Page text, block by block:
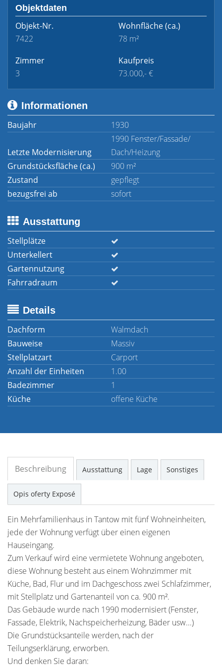
Objektdaten
Objekt-Nr.
7422
Wohnfläche(ca.)
78 m²
Zimmer
3
Kaufpreis
73.000,- €
Informationen
Baujahr
1930
Letzte Modernisierung
1990 Fenster/Fassade/
Dach/Heizung
Grundstücksfläche (ca.)
900 m²
Zustand
gepflegt
bezugsfrei ab
sofort
Ausstattung
Stellplätze
Unterkellert
Gartennutzung
Fahrradraum
Details
Dachform
Walmdach
Bauweise
Massiv
Stellplatzart
Carport
Anzahl der Einheiten
1.00
Badezimmer
1
Küche
offene Küche
Beschreibung Ausstattung Lage Sonstiges
Opis oferty Exposé
Ein Mehrfamilienhaus in Tantow mit fünf Wohneinheiten,
jede der Wohnung verfügt über einen eigenen
Hauseingang.
Zum Verkauf wird eine vermietete Wohnung angeboten,
diese Wohnung besteht aus einem Wohnzimmer mit
Küche, Bad, Flur und im Dachgeschoss zwei Schlafzimmer,
mit Stellplatz und Gartenanteil von ca. 900 m².
Das Gebäude wurde nach 1990 modernisiert (Fenster,
Fassade, Elektrik, Nachspeicherheizung, Bäder usw...)
Die Grundstücksanteile werden, nach der
Teilungserklärung, erworben.
Und denken Sie daran: